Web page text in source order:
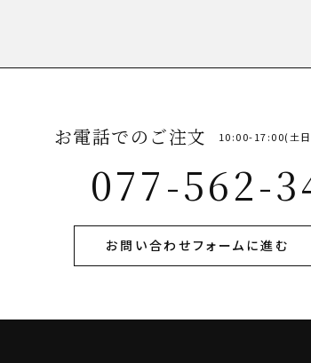
お電話でのご注文
077-562-
10:00-17:00(土日
お問い合わせフォームに進む